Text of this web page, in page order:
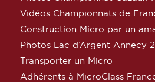
Vidéos Championnats de
Construction Micro par un
Photos Lac d’Argent Annecy
Transporter un Micro
Adhérents à MicroClass